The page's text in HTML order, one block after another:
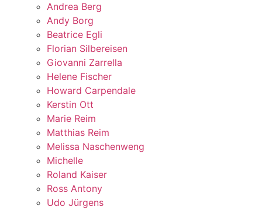
Andrea Berg
Andy Borg
Beatrice Egli
Florian Silbereisen
Giovanni Zarrella
Helene Fischer
Howard Carpendale
Kerstin Ott
Marie Reim
Matthias Reim
Melissa Naschenweng
Michelle
Roland Kaiser
Ross Antony
Udo Jürgens